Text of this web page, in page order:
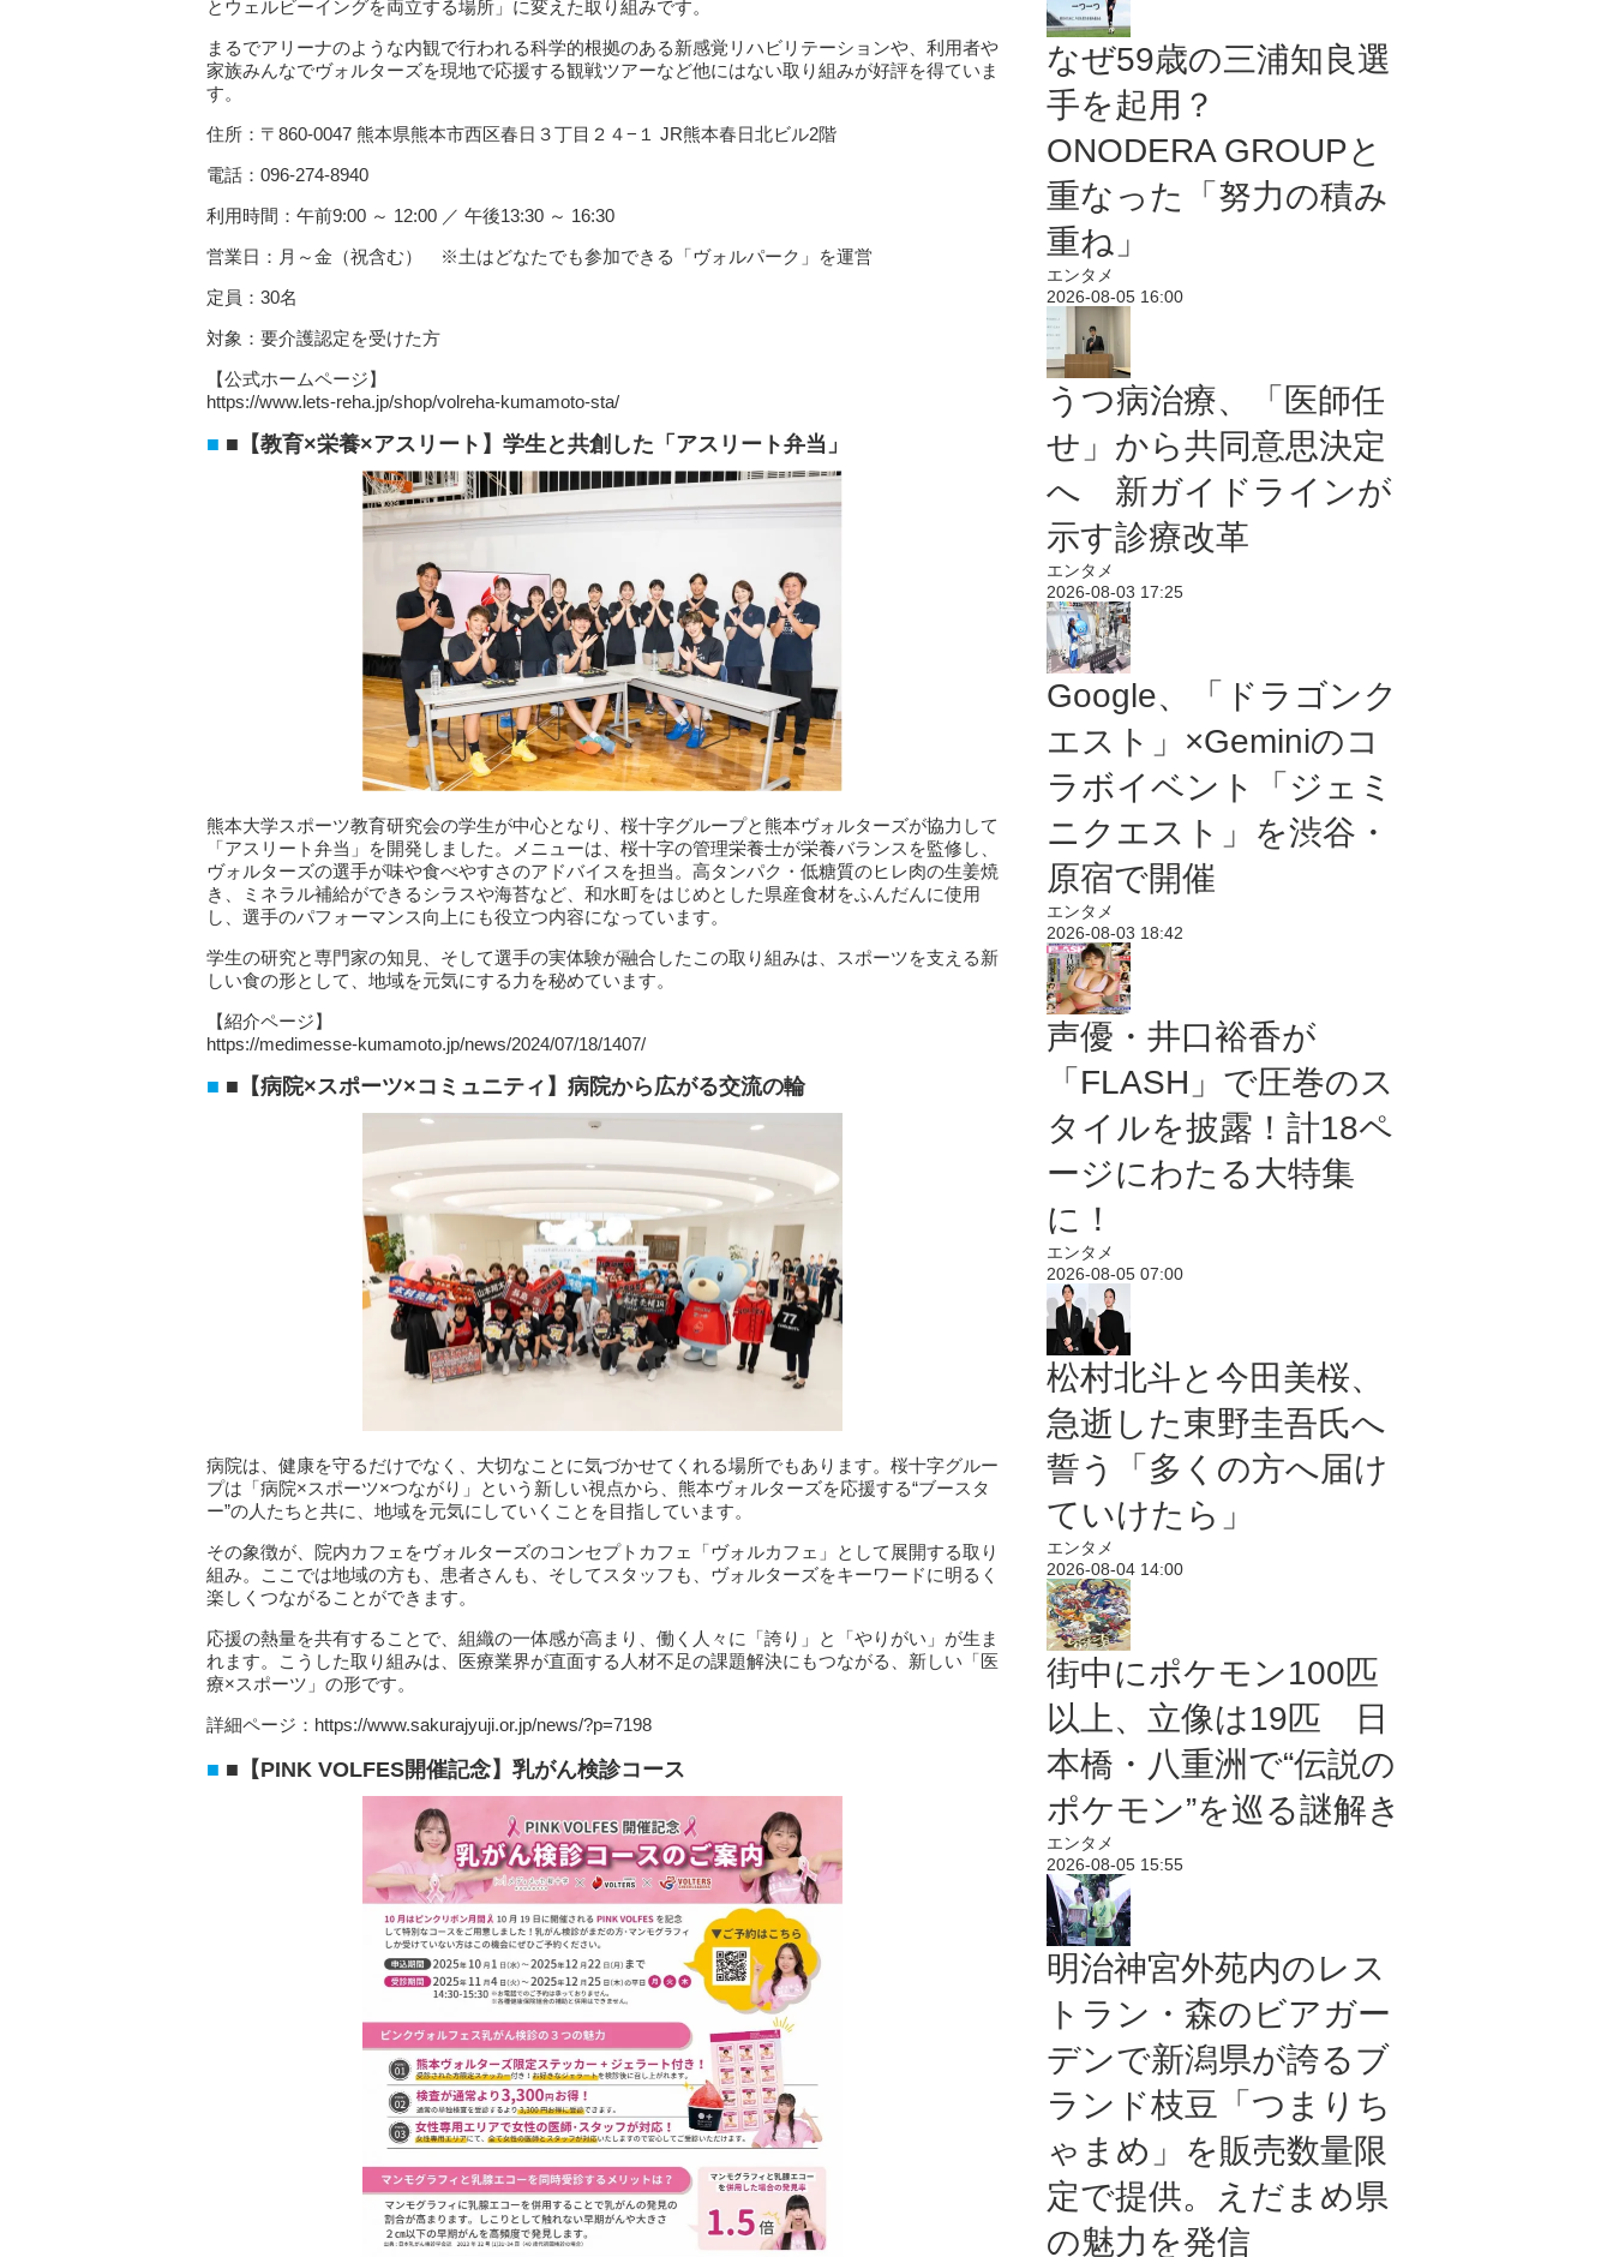
とウェルビーイングを両立する場所」に変えた取り組みです。
まるでアリーナのような内観で行われる科学的根拠のある新感覚リハビリテーションや、利用者や
家族みんなでヴォルターズを現地で応援する観戦ツアーなど他にはない取り組みが好評を得ていま
す。
住所：〒860-0047 熊本県熊本市西区春日３丁目２４−１ JR熊本春日北ビル2階
電話：096-274-8940
利用時間：午前9:00 ～ 12:00 ／ 午後13:30 ～ 16:30
営業日：月～金（祝含む） ※土はどなたでも参加できる「ヴォルパーク」を運営
定員：30名
対象：要介護認定を受けた方
【公式ホームページ】
https://www.lets-reha.jp/shop/volreha-kumamoto-sta/
■【教育×栄養×アスリート】学生と共創した「アスリート弁当」
熊本大学スポーツ教育研究会の学生が中心となり、桜十字グループと熊本ヴォルターズが協力して
「アスリート弁当」を開発しました。メニューは、桜十字の管理栄養士が栄養バランスを監修し、
ヴォルターズの選手が味や食べやすさのアドバイスを担当。高タンパク・低糖質のヒレ肉の生姜焼
き、ミネラル補給ができるシラスや海苔など、和水町をはじめとした県産食材をふんだんに使用
し、選手のパフォーマンス向上にも役立つ内容になっています。
学生の研究と専門家の知見、そして選手の実体験が融合したこの取り組みは、スポーツを支える新
しい食の形として、地域を元気にする力を秘めています。
【紹介ページ】
https://medimesse-kumamoto.jp/news/2024/07/18/1407/
■【病院×スポーツ×コミュニティ】病院から広がる交流の輪
病院は、健康を守るだけでなく、大切なことに気づかせてくれる場所でもあります。桜十字グルー
プは「病院×スポーツ×つながり」という新しい視点から、熊本ヴォルターズを応援する“ブースタ
ー”の人たちと共に、地域を元気にしていくことを目指しています。
その象徴が、院内カフェをヴォルターズのコンセプトカフェ「ヴォルカフェ」として展開する取り
組み。ここでは地域の方も、患者さんも、そしてスタッフも、ヴォルターズをキーワードに明るく
楽しくつながることができます。
応援の熱量を共有することで、組織の一体感が高まり、働く人々に「誇り」と「やりがい」が生ま
れます。こうした取り組みは、医療業界が直面する人材不足の課題解決にもつながる、新しい「医
療×スポーツ」の形です。
詳細ページ：https://www.sakurajyuji.or.jp/news/?p=7198
■【PINK VOLFES開催記念】乳がん検診コース
なぜ59歳の三浦知良選
手を起用？
ONODERA GROUPと
重なった「努力の積み
重ね」
エンタメ
2026-08-05 16:00
うつ病治療、「医師任
せ」から共同意思決定
へ 新ガイドラインが
示す診療改革
エンタメ
2026-08-03 17:25
Google、「ドラゴンク
エスト」×Geminiのコ
ラボイベント「ジェミ
ニクエスト」を渋谷・
原宿で開催
エンタメ
2026-08-03 18:42
声優・井口裕香が
「FLASH」で圧巻のス
タイルを披露！計18ペ
ージにわたる大特集
に！
エンタメ
2026-08-05 07:00
松村北斗と今田美桜、
急逝した東野圭吾氏へ
誓う「多くの方へ届け
ていけたら」
エンタメ
2026-08-04 14:00
街中にポケモン100匹
以上、立像は19匹 日
本橋・八重洲で“伝説の
ポケモン”を巡る謎解き
エンタメ
2026-08-05 15:55
明治神宮外苑内のレス
トラン・森のビアガー
デンで新潟県が誇るブ
ランド枝豆「つまりち
ゃまめ」を販売数量限
定で提供。えだまめ県
の魅力を発信